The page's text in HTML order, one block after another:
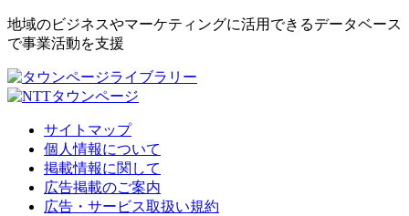
地域のビジネスやマーケティングに活用できるデータベース
で事業活動を支援
サイトマップ
個人情報について
掲載情報に関して
広告掲載のご案内
広告・サービス取扱い規約